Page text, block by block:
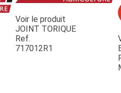
Voir le produit
JOINT TORIQUE
Ref.
717012R1